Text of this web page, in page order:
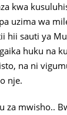
kwa
uzima wa
hii sauti ya
huku na
na ni
nje.
za mwisho..